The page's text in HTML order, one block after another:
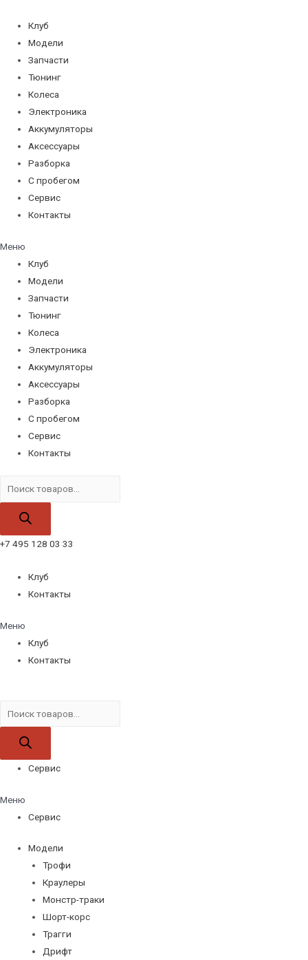
содержимому
Клуб
Модели
Запчасти
Тюнинг
Колеса
Электроника
Аккумуляторы
Аксессуары
Разборка
С пробегом
Сервис
Контакты
Меню
Клуб
Модели
Запчасти
Тюнинг
Колеса
Электроника
Аккумуляторы
Аксессуары
Разборка
С пробегом
Сервис
Контакты
товаров
+7 495 128 03 33
Клуб
Контакты
Меню
Клуб
Контакты
товаров
Сервис
Меню
Сервис
Модели
Трофи
Краулеры
Монстр-траки
Шорт-корс
Трагги
Дрифт